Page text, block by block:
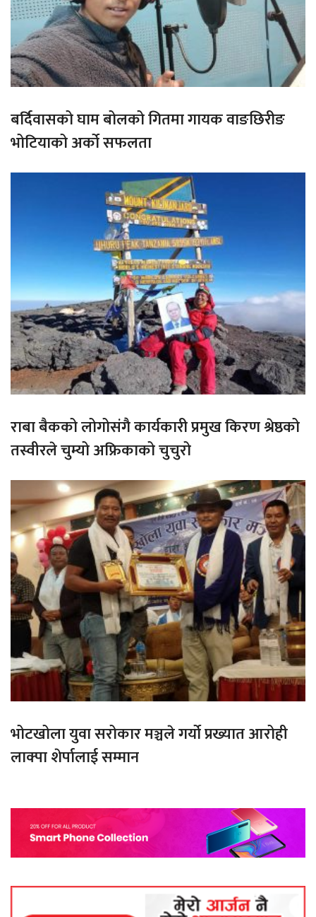
बर्दिवासको घाम बोलको गितमा गायक वाङछिरीङ
भोटियाको अर्को सफलता
राबा बैकको लोगोसंगै कार्यकारी प्रमुख किरण श्रेष्ठको
तस्वीरले चुम्यो अफ्रिकाको चुचुरो
भोटखोला युवा सरोकार मञ्चले गर्यो प्रख्यात आरोही
लाक्पा शेर्पालाई सम्मान